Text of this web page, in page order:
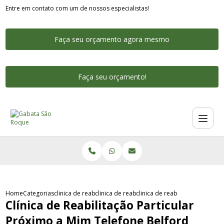
Entre em contato com um de nossos especialistas!
Faça seu orçamento agora mesmo
Faça seu orçamento!
HomeCategoriasclinica de reabilitacao particular
clinica de reabilitacao particular feminina
clinica de reabilitacao
Clínica de Reabilitação Particular
Próximo a Mim Telefone Belford